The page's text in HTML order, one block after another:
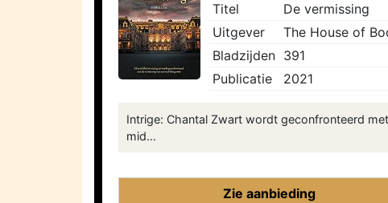
Titel
De vermissing
Uitgever
The House of
Bladzijden 391
Publicatie
2021
Intrige: Chantal Zwart wordt geconfronteerd
mid...
Zie aanbieding